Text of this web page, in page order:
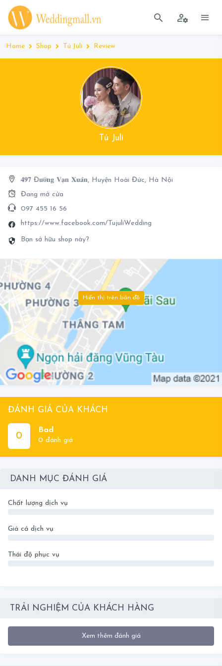
Home Shop Tú Juli Review
Tú Juli
𝟒𝟗𝟕 Đ𝐮̛𝐨̛̀𝐧𝐠 𝐕𝐚̣𝐧 𝐗𝐮𝐚̂𝐧, Huyện Hoài Đức, Hà Nội
Đang mở cửa
097 455 16 56
https://www.facebook.com/TujuliWedding
Bạn sở hữu shop này?
Hiển thị trên bản đồ
ĐÁNH GIÁ CỦA KHÁCH
0
Bad
0 đánh giá
DANH MỤC ĐÁNH GIÁ
Chất lượng dịch vụ
Giá cả dịch vụ
Thái độ phục vụ
TRẢI NGHIỆM CỦA KHÁCH HÀNG
Xem thêm đánh giá